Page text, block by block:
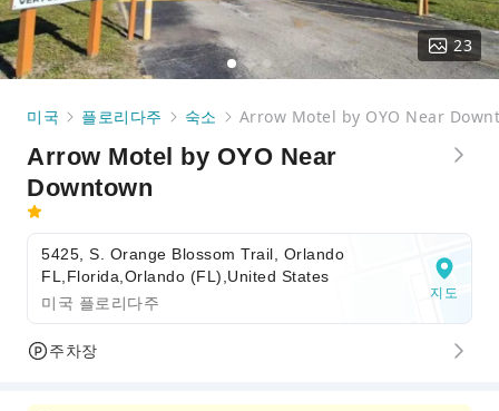
23
미국 플로리다주 숙소 Arrow Motel by OYO Near
Arrow Motel by OYO Near
Downtown
5425, S. Orange Blossom Trail, Orlando
FL,Florida,Orlando (FL),United States
미국 플로리다주
지도
주차장